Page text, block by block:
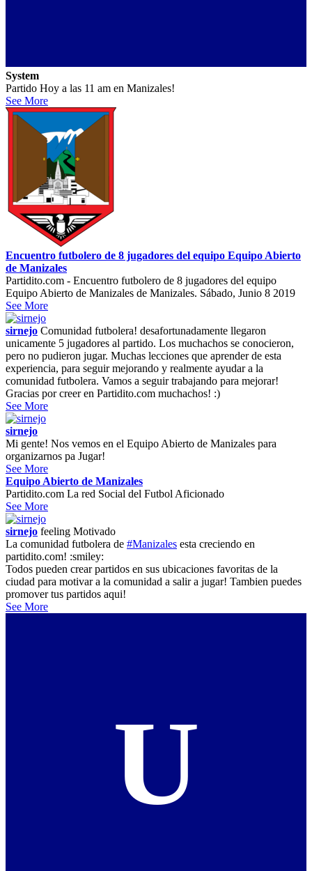
System
Partido Hoy a las 11 am en Manizales!
See More
Encuentro futbolero de 8 jugadores del equipo Equipo Abierto
de Manizales
Partidito.com - Encuentro futbolero de 8 jugadores del equipo
Equipo Abierto de Manizales de Manizales. Sábado, Junio 8 2019
See More
sirnejo Comunidad futbolera! desafortunadamente llegaron
unicamente 5 jugadores al partido. Los muchachos se conocieron,
pero no pudieron jugar. Muchas lecciones que aprender de esta
experiencia, para seguir mejorando y realmente ayudar a la
comunidad futbolera. Vamos a seguir trabajando para mejorar!
Gracias por creer en Partidito.com muchachos! :)
See More
sirnejo
Mi gente! Nos vemos en el Equipo Abierto de Manizales para
organizarnos pa Jugar!
See More
Equipo Abierto de Manizales
Partidito.com La red Social del Futbol Aficionado
See More
sirnejo feeling Motivado
La comunidad futbolera de #Manizales esta creciendo en
partidito.com! :smiley:
Todos pueden crear partidos en sus ubicaciones favoritas de la
ciudad para motivar a la comunidad a salir a jugar! Tambien puedes
promover tus partidos aqui!
See More
U